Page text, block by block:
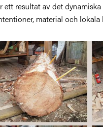
ett resultat av det
material och